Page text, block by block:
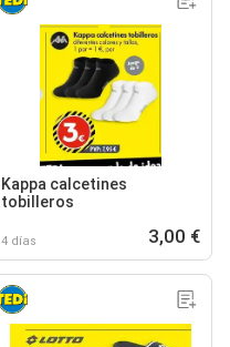
Kappa calcetines
tobilleros
4 días 3,00 €